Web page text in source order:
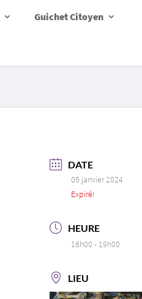
Guichet Citoyen
DATE
05 janvier 2024
Expiré!
HEURE
16h00 - 19h00
LIEU